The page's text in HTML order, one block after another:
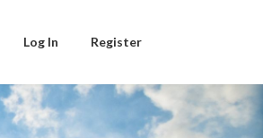
Log In Register